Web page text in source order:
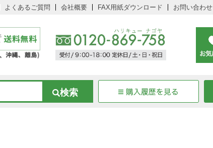
よくあるご質問 会社概要 FAX用紙ダウンロード お問い合わせ